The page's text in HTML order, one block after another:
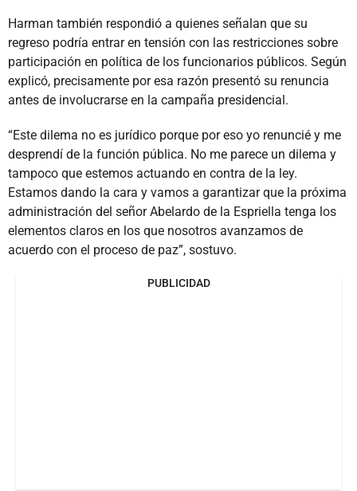
Harman también respondió a quienes señalan que su
regreso podría entrar en tensión con las restricciones sobre
participación en política de los funcionarios públicos. Según
explicó, precisamente por esa razón presentó su renuncia
antes de involucrarse en la campaña presidencial.
“Este dilema no es jurídico porque por eso yo renuncié y me
desprendí de la función pública. No me parece un dilema y
tampoco que estemos actuando en contra de la ley.
Estamos dando la cara y vamos a garantizar que la próxima
administración del señor Abelardo de la Espriella tenga los
elementos claros en los que nosotros avanzamos de
acuerdo con el proceso de paz”, sostuvo.
PUBLICIDAD